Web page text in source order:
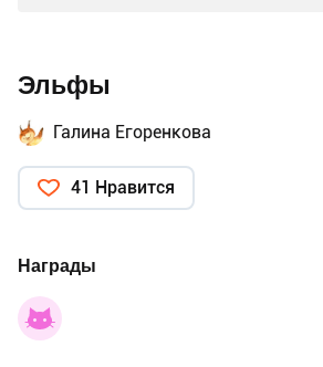
Эльфы
Галина Егоренкова
41 Нравится
Награды